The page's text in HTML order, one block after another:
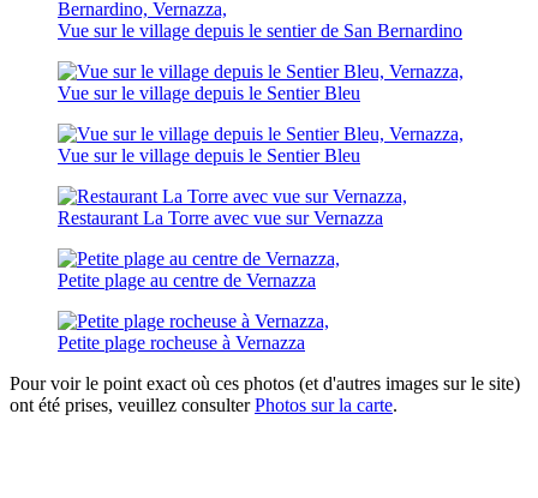
Vue sur le village depuis le sentier de San Bernardino
Vue sur le village depuis le Sentier Bleu
Vue sur le village depuis le Sentier Bleu
Restaurant La Torre avec vue sur Vernazza
Petite plage au centre de Vernazza
Petite plage rocheuse à Vernazza
Pour voir le point exact où ces photos (et d'autres images sur le site)
ont été prises, veuillez consulterPhotos sur la carte.